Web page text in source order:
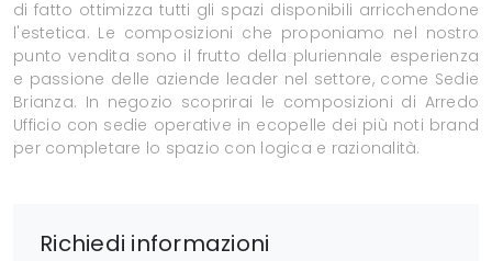
di fatto ottimizza tutti gli spazi disponibili arricchendone
l'estetica. Le composizioni che proponiamo nel nostro
punto vendita sono il frutto della pluriennale esperienza
e passione delle aziende leader nel settore, come Sedie
Brianza. In negozio scoprirai le composizioni di Arredo
Ufficio con sedie operative in ecopelle dei più noti brand
per completare lo spazio con logica e razionalità.
Richiedi informazioni